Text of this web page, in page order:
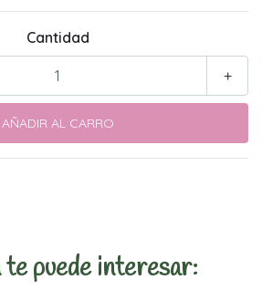
Cantidad
+
te puede interesar: